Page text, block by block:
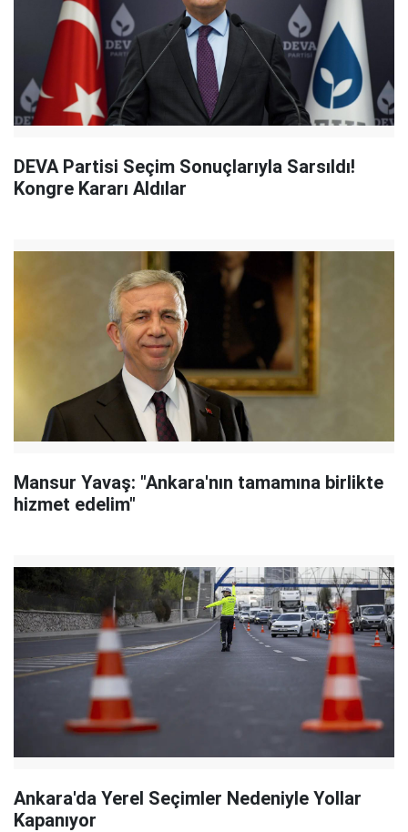
DEVA Partisi Seçim Sonuçlarıyla Sarsıldı!
Kongre Kararı Aldılar
Mansur Yavaş: "Ankara'nın tamamına birlikte
hizmet edelim"
Ankara'da Yerel Seçimler Nedeniyle Yollar
Kapanıyor